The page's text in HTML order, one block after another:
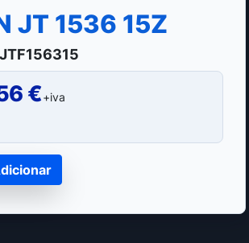
JT 1536 15Z
JTF156315
€+iva